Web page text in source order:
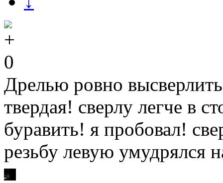
0
Дрелью ровно
твердая! сверлу легче в
буравить! я пробовал!
резьбу левую умудрялся